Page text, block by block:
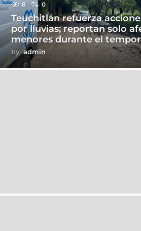
8 0
Teuchitlán refuerza
por lluvias; reportan solo
menores durante el
by admin